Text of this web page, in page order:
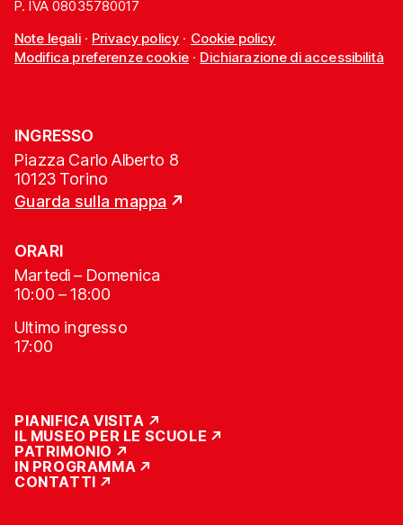
P. IVA 08035780017
Note legali· Privacy policy · Cookie policy
Modifica preferenze cookie· Dichiarazione di accessibilità
INGRESSO
Piazza Carlo Alberto 8
10123 Torino
Guarda sulla mappa
ORARI
Martedì – Domenica
10:00 – 18:00
Ultimo ingresso
17:00
PIANIFICA VISITA
IL MUSEO PER LE SCUOLE
PATRIMONIO
IN PROGRAMMA
CONTATTI